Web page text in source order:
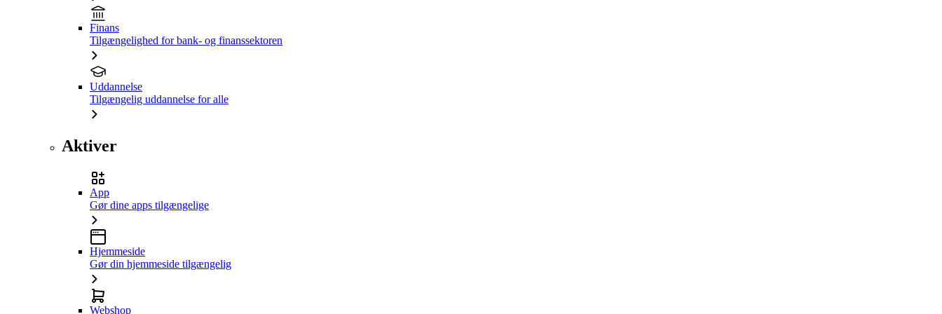
Finans
Tilgængelighed for bank- og finanssektoren
Uddannelse
Tilgængelig uddannelse for alle
Aktiver
App
Gør dine apps tilgængelige
Hjemmeside
Gør din hjemmeside tilgængelig
Webshop